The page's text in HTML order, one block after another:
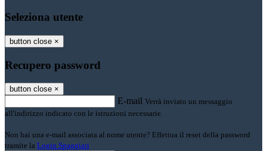
Seleziona utente
button close ×
Recupero password
button close ×
E-mail Verrà inviato un messaggio
all'indirizzo indicato con le istruzioni necessarie.
Non hai una e-mail associata al nome utente? Effettua il reset della password
tramite la Login Spaggiari